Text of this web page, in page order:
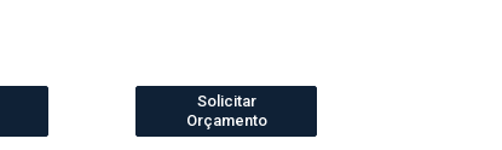
Solicitar
Orçamento